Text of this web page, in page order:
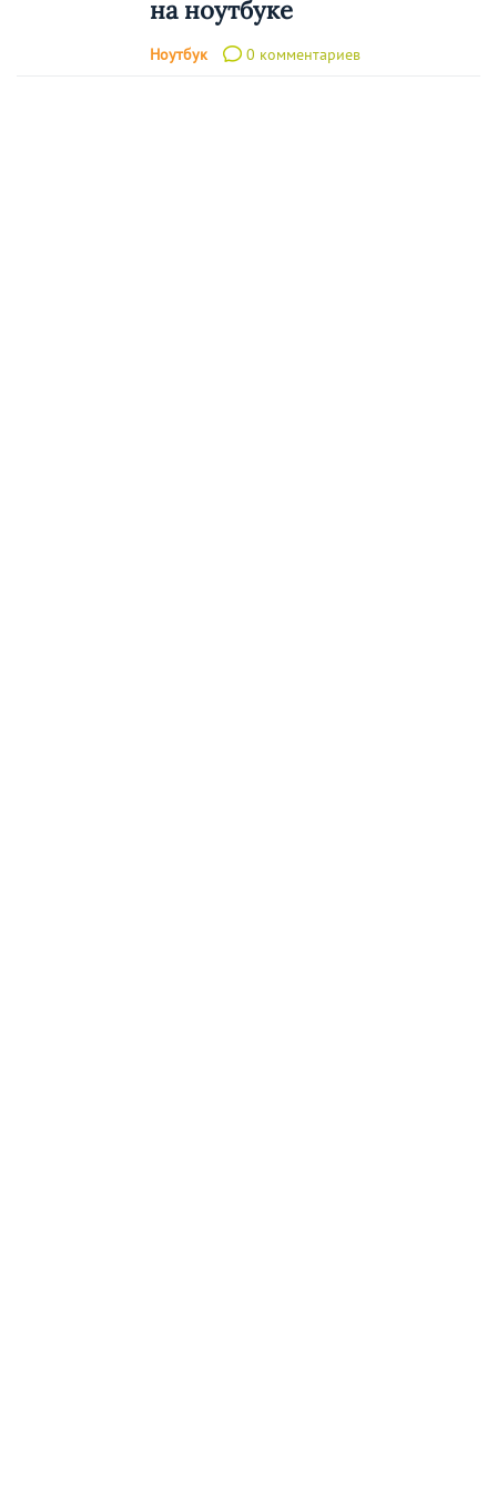
на ноутбуке
Ноутбук 0 комментариев